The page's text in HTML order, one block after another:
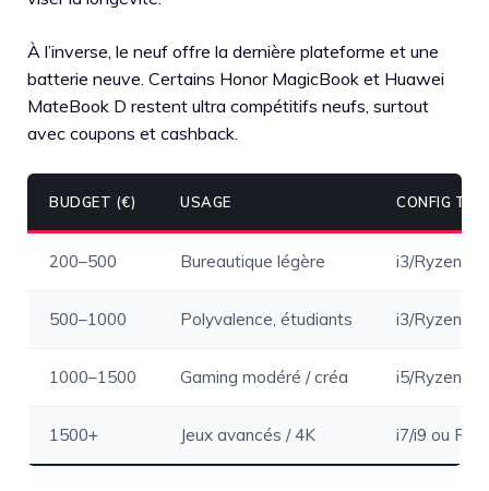
À l’inverse, le neuf offre la dernière plateforme et une
batterie neuve. Certains Honor MagicBook et Huawei
MateBook D restent ultra compétitifs neufs, surtout
avec coupons et cashback.
BUDGET (€) USAGE CONFIG
200–500 Bureautique légère i3/Ryzen 3,
500–1000 Polyvalence, étudiants i3/Ryzen 3,
1000–1500 Gaming modéré / créa i5/Ryzen 5,
1500+ Jeux avancés / 4K i7/i9 ou